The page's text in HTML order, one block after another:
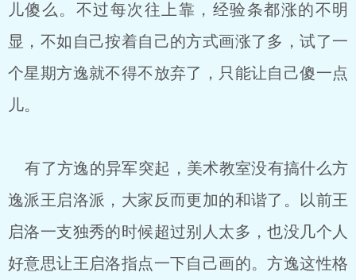
儿傻么。不过每次往上靠，经验条都涨的不明
显，不如自己按着自己的方式画涨了多，试了一
个星期方逸就不得不放弃了，只能让自己傻一点
儿。
有了方逸的异军突起，美术教室没有搞什么方
逸派王启洛派，大家反而更加的和谐了。以前王
启洛一支独秀的时候超过别人太多，也没几个人
好意思让王启洛指点一下自己画的。方逸这性格